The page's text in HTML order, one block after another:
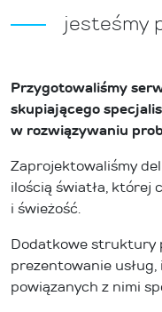
jesteśmy
Przygotowaliśmy
skupiającego
w rozwiązywaniu
Zaprojektowaliśmy
ilością światła, której
i świeżość.
Dodatkowe struktury
prezentowanie
powiązanych z nimi